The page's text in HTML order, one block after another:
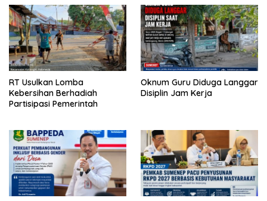
RT Usulkan Lomba
Kebersihan Berhadiah
Partisipasi Pemerintah
Oknum Guru Diduga Langgar
Disiplin Jam Kerja